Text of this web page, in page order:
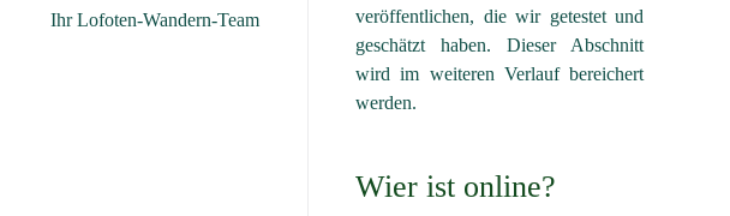
Ihr Lofoten-Wandern-Team
veröffentlichen, die wir getestet und
geschätzt haben. Dieser Abschnitt
wird im weiteren Verlauf bereichert
werden.
Wier ist online?